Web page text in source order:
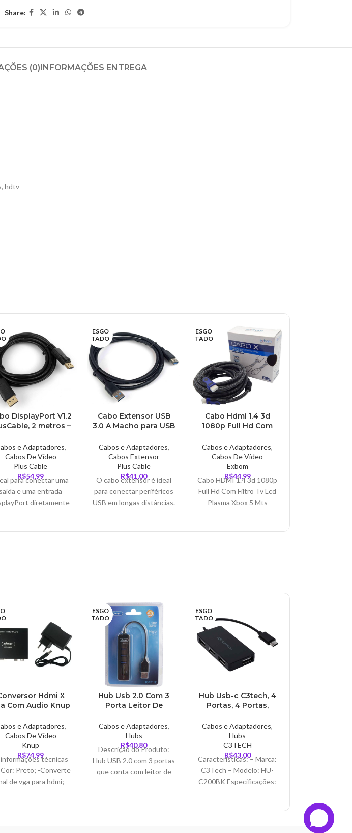
Share:
(0)INFORMAÇÕES ENTREGA
hdtv
DisplayPort V1.2
2 metros –
e Adaptadores,
Cabos De Vídeo
Plus Cable
R$54,99
para conectar uma
saída e uma entrada
diretamente
ESGO
TADO
Cabo Extensor USB
3.0 A Macho para USB
PlusCable, 3 Metros –
USBAF3030
Cabos e Adaptadores,
Cabos Extensor
Plus Cable
R$41,00
O cabo extensor é ideal
para conectar periféricos
USB em longas distâncias.
ESGO
TADO
Cabo Hdmi 1.4 3d
1080p Full Hd Com
5 Mts – CB0016EX
Cabos e Adaptadores,
Cabos De Vídeo
Exbom
R$44,99
Cabo HDMI 1.4 3d 1080p
Full Hd Com Filtro Tv Lcd
Plasma Xbox 5 Mts
Hdmi X
Com Audio Knup
e Adaptadores,
Cabos De Vídeo
Knup
R$74,99técnicas
Preto; -Converte
de vga para hdmi; -
ESGO
TADO
Hub Usb 2.0 Com 3
Porta Leitor De
Preto Knup – KP-T117
Cabos e Adaptadores,
Hubs
R$40,80
Descrição do Produto:
Hub USB 2.0 com 3 portas
que conta com leitor de
ESGO
TADO
Hub Usb-c C3tech, 4
Portas, 4 Portas,
Cabos e Adaptadores,
Hubs
C3TECH
R$43,00
Características: – Marca:
C3Tech – Modelo: HU-
C200BK Especificações:
Conecta 2
PS/2 na porta
micro –